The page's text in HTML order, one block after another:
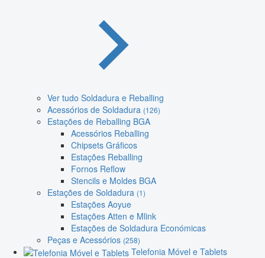
Ver tudo Soldadura e Reballing
Acessórios de Soldadura (126)
Estações de Reballing BGA
Acessórios Reballing
Chipsets Gráficos
Estações Reballing
Fornos Reflow
Stencils e Moldes BGA
Estações de Soldadura (1)
Estações Aoyue
Estações Atten e Mlink
Estações de Soldadura Económicas
Peças e Acessórios (258)
Telefonia Móvel e Tablets